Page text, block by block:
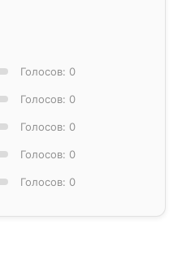
Голосов: 0
Голосов: 0
Голосов: 0
Голосов: 0
Голосов: 0